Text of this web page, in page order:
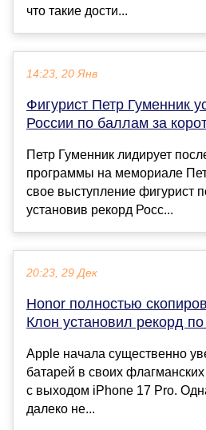
что такие дости...
14:23, 20 Янв
Фигурист Петр Гуменник
России по баллам за
Петр Гуменник лидирует
программы на мемориале
свое выступление фигурист
установив рекорд Росс...
20:23, 29 Дек
Honor полностью
Клон установил рекорд
Apple начала существенно
батарей в своих флагманских
с выходом iPhone 17 Pro.
далеко не...